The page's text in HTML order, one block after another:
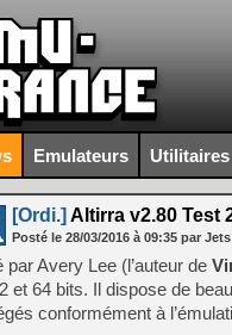
Emulateurs Utilitaires
[Ordi.] Altirra v2.80 Test
Posté le 28/03/2016 à 09:35 par Jets
par Avery Lee (l’auteur de
et 64 bits. Il dispose de
conformément à